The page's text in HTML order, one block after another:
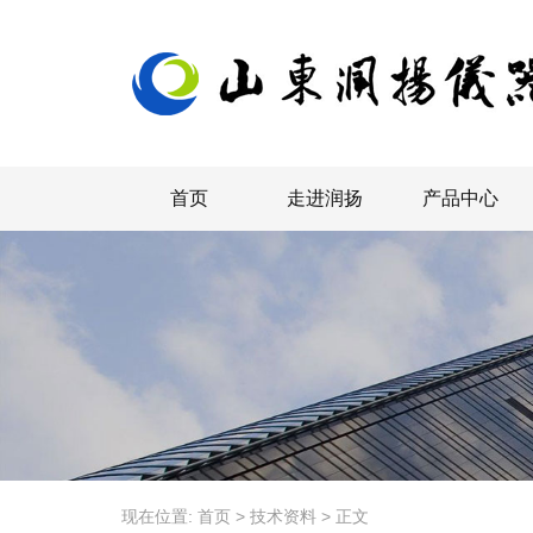
首页 走进润扬 产品中心
现在位置: 首页 > 技术资料 > 正文